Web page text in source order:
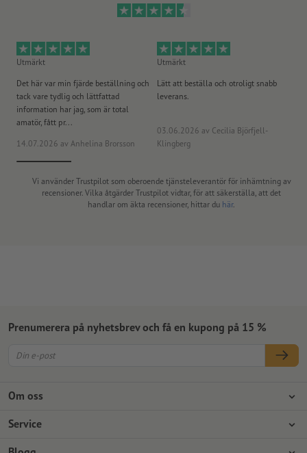
Utmärkt
Det här var min fjärde beställning och
tack vare tydlig och lättfattad
information har jag, som är total
amatör, fått pr...
14.07.2026 av Anhelina Brorsson
Utmärkt
Lätt att beställa och otroligt snabb
leverans.
03.06.2026 av Cecilia Björfjell-
Klingberg
Vi använder Trustpilot som oberoende tjänsteleverantör för inhämtning av
recensioner. Vilka åtgärder Trustpilot vidtar, för att säkerställa, att det
handlar om äkta recensioner, hittar du här.
Om oss
Företag
Service
Betalningsalternativ
Prenumerera på nyhetsbrev och få en kupong på 15 %